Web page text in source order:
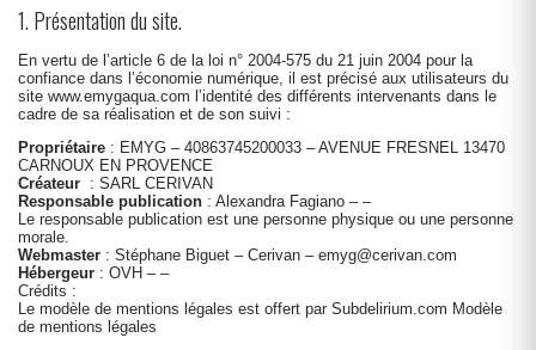
1. Présentation du site.
En vertu de l’article 6 de la loi n° 2004-575 du 21 juin 2004 pour la
confiance dans l’économie numérique, il est précisé aux utilisateurs du
site www.emygaqua.com l’identité des différents intervenants dans le
cadre de sa réalisation et de son suivi :
Propriétaire : EMYG – 40863745200033 – AVENUE FRESNEL 13470
CARNOUX EN PROVENCE
Créateur : SARL CERIVAN
Responsable publication : Alexandra Fagiano – –
Le responsable publication est une personne physique ou une personne
morale.
Webmaster : Stéphane Biguet – Cerivan – emyg@cerivan.com
Hébergeur : OVH – –
Crédits :
Le modèle de mentions légales est offert par Subdelirium.com Modèle
de mentions légales